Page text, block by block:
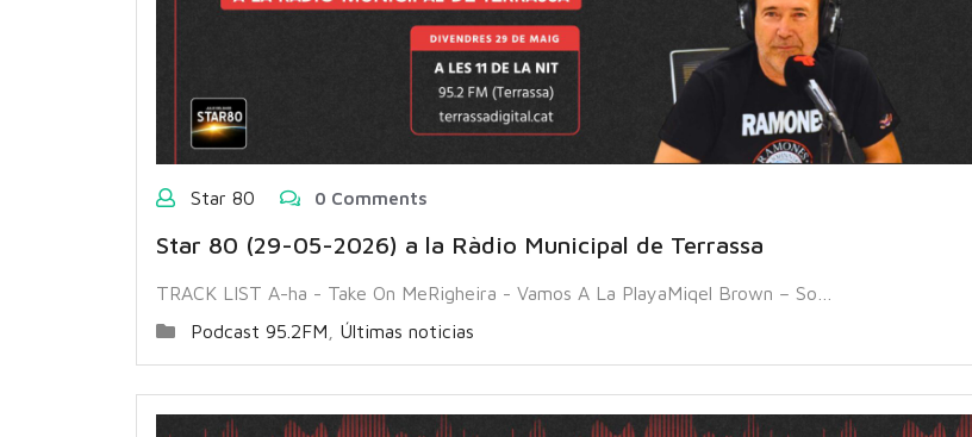
Star 80 0 Comments
Star 80 (29-05-2026) a la Ràdio Municipal de Terrassa
TRACK LIST A-ha - Take On MeRigheira - Vamos A La PlayaMiqel Brown – So…
Podcast 95.2FM
Últimas noticias